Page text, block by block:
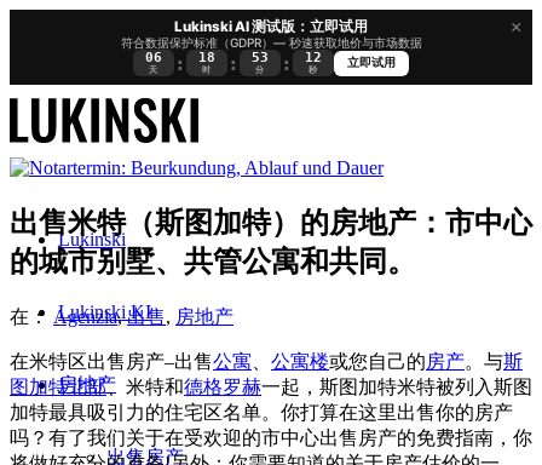
×
Lukinski AI 测试版：立即试用
符合数据保护标准（GDPR）— 秒速获取地价与市场数据
06
天 : 18
时 : 53
分 : 11
秒
立即试用
Lukinski
Lukinski KI
房地产
出售房产
出售米特（斯图加特）的房地产：市中心
的城市别墅、共管公寓和共同。
在： Agenzia,出售, 房地产
在米特区出售房产–出售公寓 公寓楼或您自己的房产。与斯
图加特北部、 米特和德格罗赫一起，斯图加特米特被列入斯图
加特最具吸引力的住宅区名单。你打算在这里出售你的房产
吗？有了我们关于在受欢迎的市中心出售房产的免费指南，你